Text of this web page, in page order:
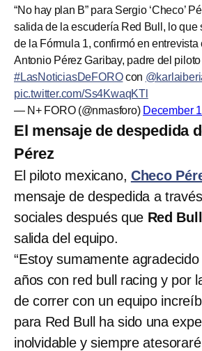
“No hay plan B” para Sergio ‘Checo’
salida de la escudería Red Bull, lo que
de la Fórmula 1, confirmó en
Antonio Pérez Garibay, padre del
#LasNoticiasDeFOROcon
pic.twitter.com/Ss4KwaqKTl
— N+ FORO (@nmasforo) December
El mensaje de despedida
Pérez
El piloto mexicano, Checo
mensaje de despedida a
sociales después que Red Bull
salida del equipo.
“Estoy sumamente
años con red bull racing y por
de correr con un equipo
para Red Bull ha sido una
inolvidable y siempre